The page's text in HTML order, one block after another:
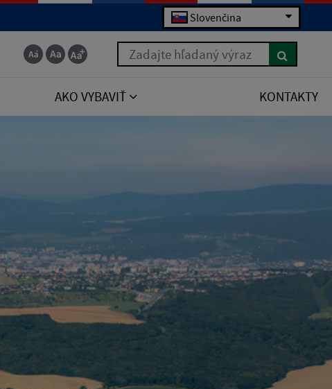
Slovenčina
Zadajte hľadaný výraz
AKO VYBAVIŤ KONTAKTY